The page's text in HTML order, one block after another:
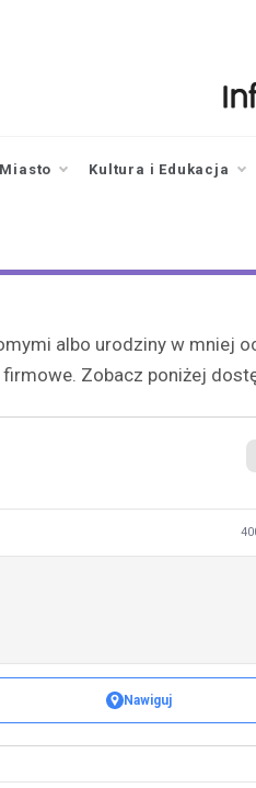
Miasto Kultura i Edukacja
albo urodziny w mniej
Zobacz poniżej
Nawiguj